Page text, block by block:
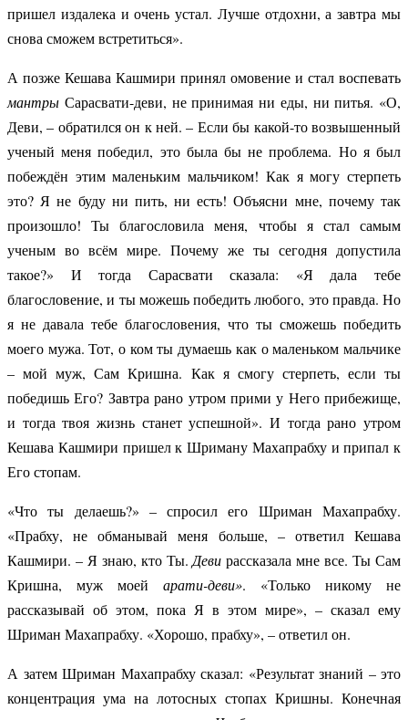
пришел издалека и очень устал. Лучше отдохни, а завтра мы
снова сможем встретиться».
А позже Кешава Кашмири принял омовение и стал воспевать
мантры Сарасвати-деви, не принимая ни еды, ни питья. «О,
Деви, – обратился он к ней. – Если бы какой-то возвышенный
ученый меня победил, это была бы не проблема. Но я был
побеждён этим маленьким мальчиком! Как я могу стерпеть
это? Я не буду ни пить, ни есть! Объясни мне, почему так
произошло! Ты благословила меня, чтобы я стал самым
ученым во всём мире. Почему же ты сегодня допустила
такое?» И тогда Сарасвати сказала: «Я дала тебе
благословение, и ты можешь победить любого, это правда. Но
я не давала тебе благословения, что ты сможешь победить
моего мужа. Тот, о ком ты думаешь как о маленьком мальчике
– мой муж, Сам Кришна. Как я смогу стерпеть, если ты
победишь Его? Завтра рано утром прими у Него прибежище,
и тогда твоя жизнь станет успешной». И тогда рано утром
Кешава Кашмири пришел к Шриману Махапрабху и припал к
Его стопам.
«Что ты делаешь?» – спросил его Шриман Махапрабху.
«Прабху, не обманывай меня больше, – ответил Кешава
Кашмири. – Я знаю, кто Ты. Деви рассказала мне все. Ты Сам
Кришна, муж моей арати-деви». «Только никому не
рассказывай об этом, пока Я в этом мире», – сказал ему
Шриман Махапрабху. «Хорошо, прабху», – ответил он.
А затем Шриман Махапрабху сказал: «Результат знаний – это
концентрация ума на лотосных стопах Кришны. Конечная